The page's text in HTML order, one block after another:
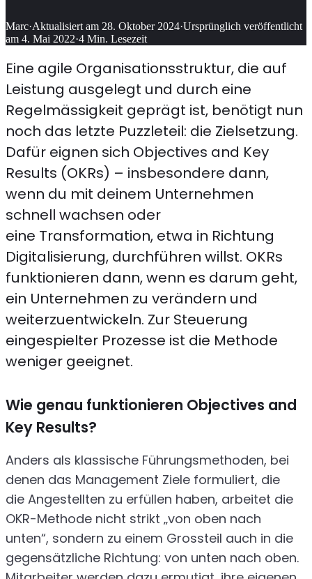
Marc·Aktualisiert am 28. Oktober 2024·Ursprünglich veröffentlicht
am 4. Mai 2022·4 Min. Lesezeit
Eine agile Organisationsstruktur, die auf
Leistung ausgelegt und durch eine
Regelmässigkeit geprägt ist, benötigt nun
noch das letzte Puzzleteil: die Zielsetzung.
Dafür eignen sich Objectives and Key
Results (OKRs) – insbesondere dann,
wenn du mit deinem Unternehmen
schnell wachsen oder
eine Transformation, etwa in Richtung
Digitalisierung, durchführen willst. OKRs
funktionieren dann, wenn es darum geht,
ein Unternehmen zu verändern und
weiterzuentwickeln. Zur Steuerung
eingespielter Prozesse ist die Methode
weniger geeignet.
Wie genau funktionieren Objectives and
Key Results?
Anders als klassische Führungsmethoden, bei
denen das Management Ziele formuliert, die
die Angestellten zu erfüllen haben, arbeitet die
OKR-Methode nicht strikt „von oben nach
unten“, sondern zu einem Grossteil auch in die
gegensätzliche Richtung: von unten nach oben.